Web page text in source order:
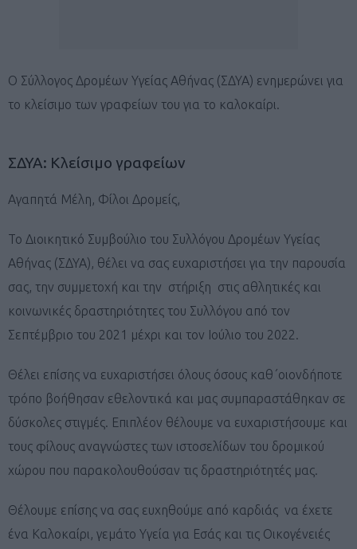
Ο Σύλλογος Δρομέων Υγείας Αθήνας (ΣΔΥΑ) ενημερώνει για
το κλείσιμο των γραφείων του για το καλοκαίρι.
ΣΔΥΑ: Κλείσιμο γραφείων
Αγαπητά Μέλη, Φίλοι Δρομείς,
Το Διοικητικό Συμβούλιο του Συλλόγου Δρομέων Υγείας
Αθήνας (ΣΔΥΑ), θέλει να σας ευχαριστήσει για την παρουσία
σας, την συμμετοχή και την στήριξη στις αθλητικές και
κοινωνικές δραστηριότητες του Συλλόγου από τον
Σεπτέμβριο του 2021 μέχρι και τον Ιούλιο του 2022.
Θέλει επίσης να ευχαριστήσει όλους όσους καθ΄οιονδήποτε
τρόπο βοήθησαν εθελοντικά και μας συμπαραστάθηκαν σε
δύσκολες στιγμές. Επιπλέον θέλουμε να ευχαριστήσουμε και
τους φίλους αναγνώστες των ιστοσελίδων του δρομικού
χώρου που παρακολουθούσαν τις δραστηριότητές μας.
Θέλουμε επίσης να σας ευχηθούμε από καρδιάς να έχετε
ένα Καλοκαίρι, γεμάτο Υγεία για Εσάς και τις Οικογένειές